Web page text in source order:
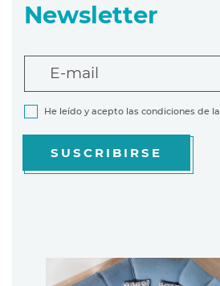
Newsletter
E-mail
He leído y acepto las condiciones de la
SUSCRIBIRSE